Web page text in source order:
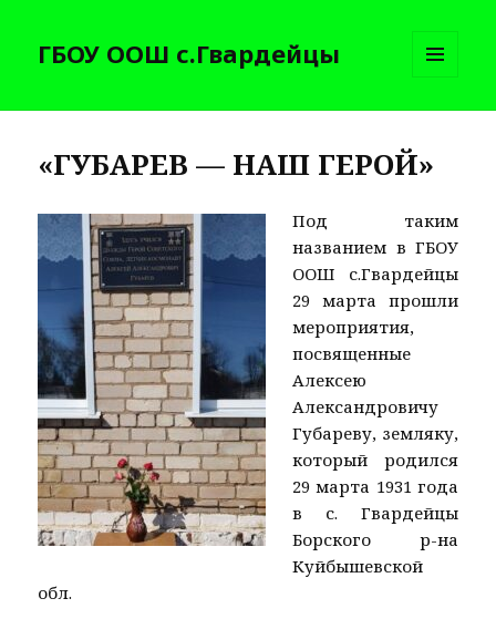
ГБОУ ООШ с.Гвардейцы
И
«ГУБАРЕВ — НАШ ГЕРОЙ»
Под таким
названием в ГБОУ
ООШ с.Гвардейцы
29 марта прошли
мероприятия,
посвященные
Алексею
Александровичу
Губареву, земляку,
который родился
29 марта 1931 года
в с. Гвардейцы
Борского р-на
Куйбышевской
обл.